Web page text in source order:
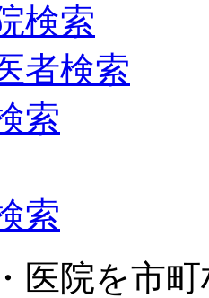
検索
者検索
索
索
医院を市